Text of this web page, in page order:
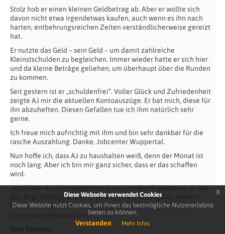
Stolz hob er einen kleinen Geldbetrag ab. Aber er wollte sich
davon nicht etwa irgendetwas kaufen, auch wenn es ihn nach
harten, entbehrungsreichen Zeiten verständlicherweise gereizt
hat.
Er nutzte das Geld – sein Geld – um damit zahlreiche
Kleinstschulden zu begleichen. Immer wieder hatte er sich hier
und da kleine Beträge geliehen, um überhaupt über die Runden
zu kommen.
Seit gestern ist er „schuldenfrei“. Voller Glück und Zufriedenheit
zeigte AJ mir die aktuellen Kontoauszüge. Er bat mich, diese für
ihn abzuheften. Diesen Gefallen tue ich ihm natürlich sehr
gerne.
Ich freue mich aufrichtig mit ihm und bin sehr dankbar für die
rasche Auszahlung. Danke, Jobcenter Wuppertal.
Nun hoffe ich, dass AJ zu haushalten weiß, denn der Monat ist
noch lang. Aber ich bin mir ganz sicher, dass er das schaffen
wird.
Jetzt kann AJ sich intensiv um eine Unterkunft kümmern. Er hat
den Kopf deutlich freier. Er wird nur noch solange an seinem
Stammplatz anzutreffen sein, bis er eine Arbeit und eine
Unterkunft gefunden hat.“
Diese Webseite verwendet Cookies
Diese Website nutzt Cookies, um Ihnen das bestmögliche Nutzererlebnis
bieten zu können.
Verstanden Mehr Infos
x